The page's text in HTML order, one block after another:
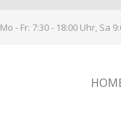
Mo - Fr: 7:30 - 18:00 Uhr, Sa